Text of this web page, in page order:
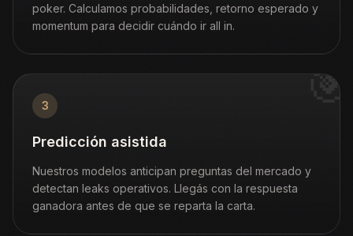
poker. Calculamos probabilidades, retorno esperado y
momentum para decidir cuándo ir all in.
🎯
3
Predicción asistida
Nuestros modelos anticipan preguntas del mercado y
detectan leaks operativos. Llegás con la respuesta
ganadora antes de que se reparta la carta.